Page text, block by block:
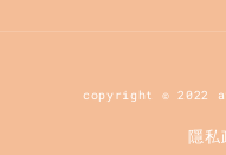
copyright ©
隱私